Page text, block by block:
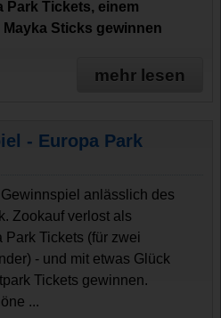
Park Tickets, einem
Sticks gewinnen
mehr lesen
- Europa Park
anlässlich des
Zookauf verlost als
Park Tickets (für zwei
- und mit etwas Glück
Tickets gewinnen.
...